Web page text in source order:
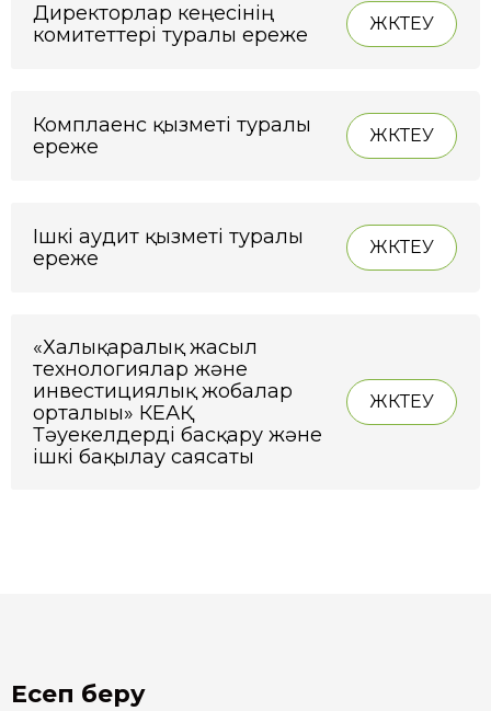
Директорлар кеңесінің
комитеттері туралы ереже
ЖҮКТЕУ
Комплаенс қызметі туралы
ереже
ЖҮКТЕУ
Ішкі аудит қызметі туралы
ереже
ЖҮКТЕУ
«Халықаралық жасыл
технологиялар және
инвестициялық жобалар
орталығы» КЕАҚ
Тәуекелдерді басқару және
ішкі бақылау саясаты
ЖҮКТЕУ
Есеп беру